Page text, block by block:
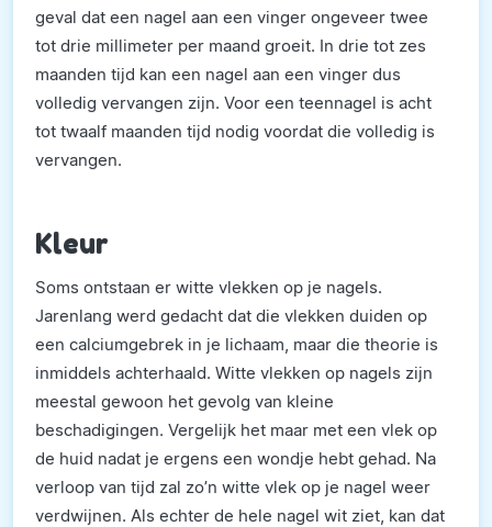
geval dat een nagel aan een vinger ongeveer twee
tot drie millimeter per maand groeit. In drie tot zes
maanden tijd kan een nagel aan een vinger dus
volledig vervangen zijn. Voor een teennagel is acht
tot twaalf maanden tijd nodig voordat die volledig is
vervangen.
Kleur
Soms ontstaan er witte vlekken op je nagels.
Jarenlang werd gedacht dat die vlekken duiden op
een calciumgebrek in je lichaam, maar die theorie is
inmiddels achterhaald. Witte vlekken op nagels zijn
meestal gewoon het gevolg van kleine
beschadigingen. Vergelijk het maar met een vlek op
de huid nadat je ergens een wondje hebt gehad. Na
verloop van tijd zal zo’n witte vlek op je nagel weer
verdwijnen. Als echter de hele nagel wit ziet, kan dat